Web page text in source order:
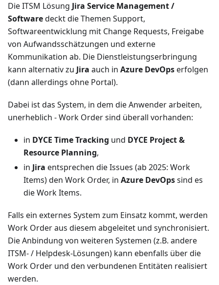
Die ITSM Lösung Jira Service Management /
Softwaredeckt die Themen Support,
Softwareentwicklung mit Change Requests, Freigabe
von Aufwandsschätzungen und externe
Kommunikation ab. Die Dienstleistungserbringung
kann alternativ zu Jira auch in Azure DevOpserfolgen
(dann allerdings ohne Portal).
Dabei ist das System, in dem die Anwender arbeiten,
unerheblich - Work Order sind überall vorhanden:
in DYCE Time Tracking und DYCE Project &
Resource Planning,
in Jira entsprechen die Issues (ab 2025: Work
Items) den Work Order, in Azure DevOpssind es
die Work Items.
Falls ein externes System zum Einsatz kommt, werden
Work Order aus diesem abgeleitet und synchronisiert.
Die Anbindung von weiteren Systemen (z.B. andere
ITSM- / Helpdesk-Lösungen) kann ebenfalls über die
Work Order und den verbundenen Entitäten realisiert
werden.